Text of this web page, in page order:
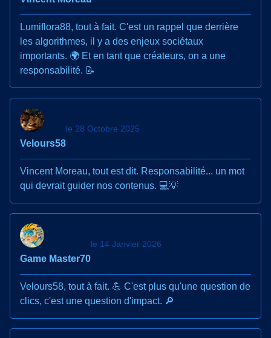
Lumiflora88, tout à fait. C'est un rappel que derrière
les algorithmes, il y a des enjeux sociétaux
importants. 🌍 Et en tant que créateurs, on a une
responsabilité. 📝
Velours58
le 28 Octobre 2025
Vincent Moreau, tout est dit. Responsabilité... un mot
qui devrait guider nos contenus. 💻💡
Game Master70
le 14 Janvier 2026
Velours58, tout à fait. 💪 C'est plus qu'une question de
clics, c'est une question d'impact. 🔎